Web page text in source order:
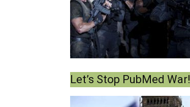
Let’s Stop PubMed War!